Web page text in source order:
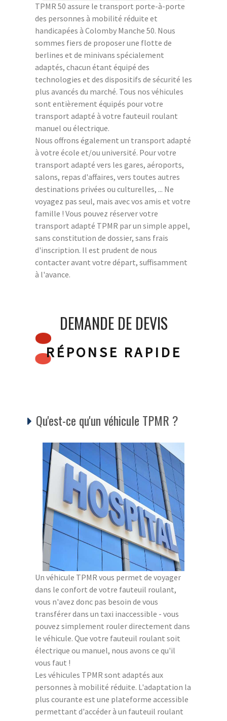
TPMR 50 assure le transport porte-à-porte
des personnes à mobilité réduite et
handicapées à Colomby Manche 50. Nous
sommes fiers de proposer une flotte de
berlines et de minivans spécialement
adaptés, chacun étant équipé des
technologies et des dispositifs de sécurité les
plus avancés du marché. Tous nos véhicules
sont entièrement équipés pour votre
transport adapté à votre fauteuil roulant
manuel ou électrique.
Nous offrons également un transport adapté
à votre école et/ou université. Pour votre
transport adapté vers les gares, aéroports,
salons, repas d'affaires, vers toutes autres
destinations privées ou culturelles, ... Ne
voyagez pas seul, mais avec vos amis et votre
famille ! Vous pouvez réserver votre
transport adapté TPMR par un simple appel,
sans constitution de dossier, sans frais
d'inscription. Il est prudent de nous
contacter avant votre départ, suffisamment
à l'avance.
DEMANDE DE DEVIS
RÉPONSE RAPIDE
Qu'est-ce qu'un véhicule TPMR ?
Un véhicule TPMR vous permet de voyager
dans le confort de votre fauteuil roulant,
vous n'avez donc pas besoin de vous
transférer dans un taxi inaccessible - vous
pouvez simplement rouler directement dans
le véhicule. Que votre fauteuil roulant soit
électrique ou manuel, nous avons ce qu'il
vous faut !
Les véhicules TPMR sont adaptés aux
personnes à mobilité réduite. L'adaptation la
plus courante est une plateforme accessible
permettant d'accéder à un fauteuil roulant